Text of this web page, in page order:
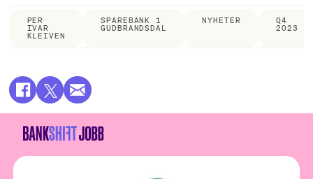
PER
IVAR
KLEIVEN
SPAREBANK 1
GUDBRANDSDAL
NYHETER Q4
2023